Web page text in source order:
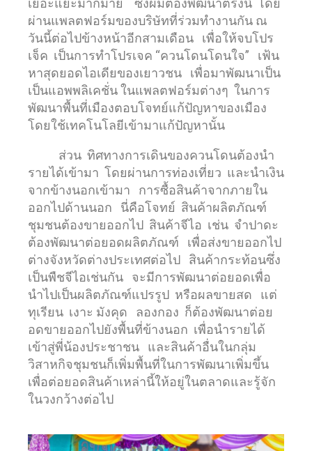
เยอะแยะมากมาย ซึ่งผมต้องพัฒนาตรงนี้ โดย
ผ่านแพลตฟอร์มของบริษัทที่ร่วมทำงานกัน ณ
วันนี้ต่อไปข้างหน้าอีกสามเดือน เพื่อให้จบโปร
เจ็ค เป็นการทำโปรเจค “ควนโดนโดนใจ” เฟ้น
หาสุดยอดไอเดียของเยาวชน เพื่อมาพัฒนาเป็น
เป็นแอพพลิเคชั่น ในแพลตฟอร์มต่างๆ ในการ
พัฒนาพื้นที่เมืองตอบโจทย์แก้ปัญหาของเมือง
โดยใช้เทคโนโลยีเข้ามาแก้ปัญหานั้น
ส่วน ทิศทางการเดินของควนโดนต้องนำ
รายได้เข้ามา โดยผ่านการท่องเที่ยว และนำเงิน
จากข้างนอกเข้ามา การซื้อสินค้าจากภายใน
ออกไปด้านนอก นี่คือโจทย์ สินค้าผลิตภัณฑ์
ชุมชนต้องขายออกไป สินค้าจีไอ เช่น จำปาดะ
ต้องพัฒนาต่อยอดผลิตภัณฑ์ เพื่อส่งขายออกไป
ต่างจังหวัดต่างประเทศต่อไป สินค้ากระท้อนซึ่ง
เป็นพืชจีไอเช่นกัน จะมีการพัฒนาต่อยอดเพื่อ
นำไปเป็นผลิตภัณฑ์แปรรูป หรือผลขายสด แต่
ทุเรียน เงาะ มังคุด ลองกอง ก็ต้องพัฒนาต่อย
อดขายออกไปยังพื้นที่ข้างนอก เพื่อนำรายได้
เข้าสู่พี่น้องประชาชน และสินค้าอื่นในกลุ่ม
วิสาหกิจชุมชนก็เพิ่มพื้นที่ในการพัฒนาเพิ่มขึ้น
เพื่อต่อยอดสินค้าเหล่านี้ให้อยู่ในตลาดและรู้จัก
ในวงกว้างต่อไป